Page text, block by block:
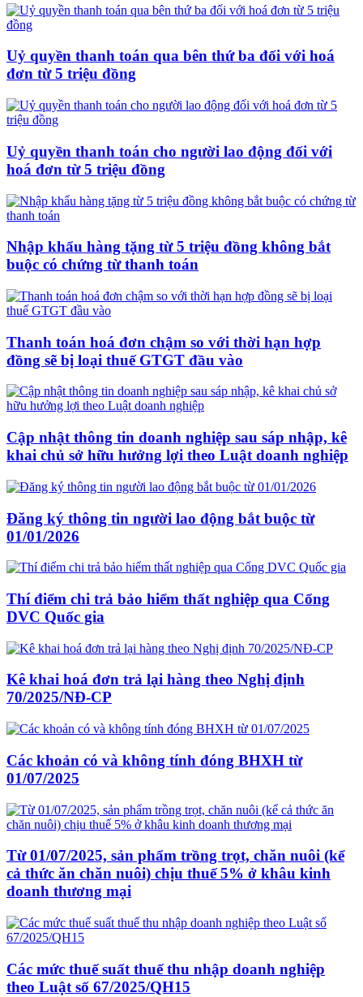
Uỷ quyền thanh toán qua bên thứ ba đối với hoá
đơn từ 5 triệu đồng
Uỷ quyền thanh toán cho người lao động đối với
hoá đơn từ 5 triệu đồng
Nhập khẩu hàng tặng từ 5 triệu đồng không bắt
buộc có chứng từ thanh toán
Thanh toán hoá đơn chậm so với thời hạn hợp
đồng sẽ bị loại thuế GTGT đầu vào
Cập nhật thông tin doanh nghiệp sau sáp nhập, kê
khai chủ sở hữu hưởng lợi theo Luật doanh nghiệp
Đăng ký thông tin người lao động bắt buộc từ
01/01/2026
Thí điểm chi trả bảo hiểm thất nghiệp qua Cổng
DVC Quốc gia
Kê khai hoá đơn trả lại hàng theo Nghị định
70/2025/NĐ-CP
Các khoản có và không tính đóng BHXH từ
01/07/2025
Từ 01/07/2025, sản phẩm trồng trọt, chăn nuôi (kể
cả thức ăn chăn nuôi) chịu thuế 5% ở khâu kinh
doanh thương mại
Các mức thuế suất thuế thu nhập doanh nghiệp
theo Luật số 67/2025/QH15